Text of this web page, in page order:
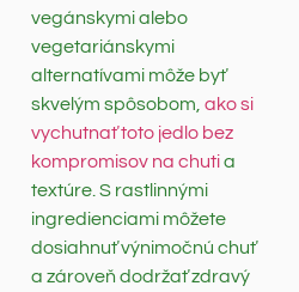
vegánskymi alebo
vegetariánskymi
alternatívami môže byť
skvelým spôsobom, ako si
vychutnať toto jedlo bez
kompromisov na chutia
textúre. S rastlinnými
ingredienciami môžete
dosiahnuť výnimočnú chuť
a zároveň dodržať zdravý